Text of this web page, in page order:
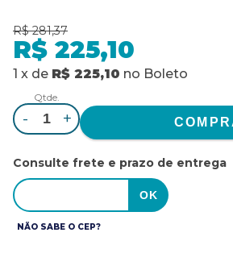
R$ 281,37
R$ 225,10
1 x de R$ 225,10 no Boleto
Qtde.
- +
Consulte frete e prazo de entrega
NÃO SABE O CEP?